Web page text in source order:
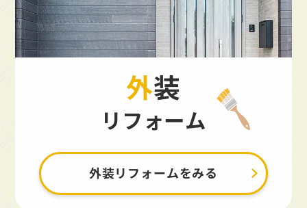
外装
リフォーム
外装リフォームをみる